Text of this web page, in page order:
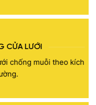
CỬA LƯỚI
chống muỗi theo kích